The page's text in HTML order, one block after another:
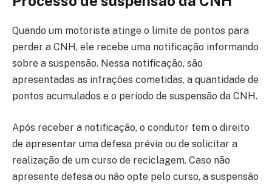
Quando um motorista atinge o limite de pontos para
perder a CNH, ele recebe uma notificação informando
sobre a suspensão. Nessa notificação, são
apresentadas as infrações cometidas, a quantidade de
pontos acumulados e o período de suspensão da CNH.
Após receber a notificação, o condutor tem o direito
de apresentar uma defesa prévia ou de solicitar a
realização de um curso de reciclagem. Caso não
apresente defesa ou não opte pelo curso, a suspensão